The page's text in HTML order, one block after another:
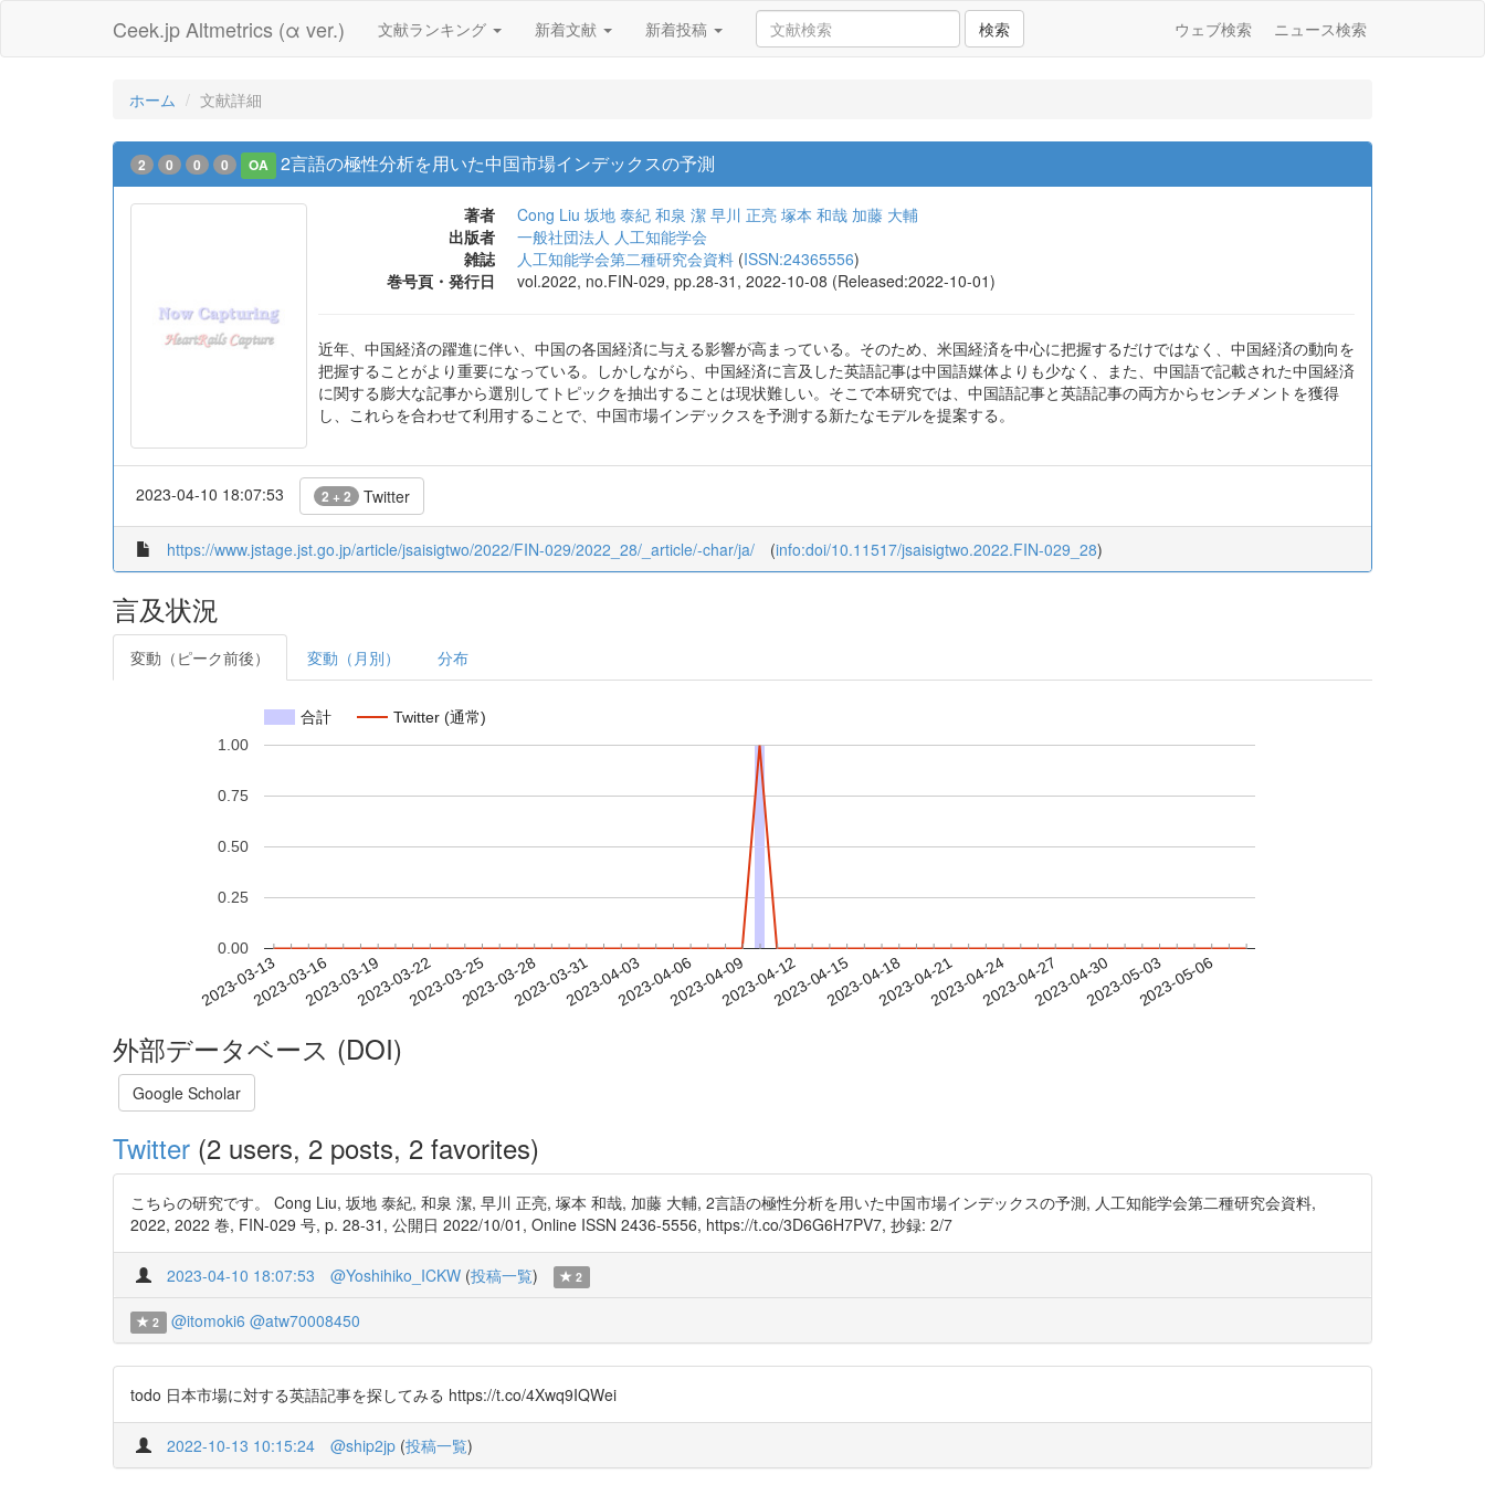
Ceek.jp Altmetrics (α ver.) 文献ランキング 新着文献 新着投稿 検索 ウェブ検索 ニュース検索
ホーム 文献詳細
2 0 0 0 OA 2言語の極性分析を用いた中国市場インデックスの予測
著者 Cong Liu 坂地 泰紀 和泉 潔 早川 正亮 塚本 和哉 加藤 大輔
出版者
一般社団法人 人工知能学会
雑誌
人工知能学会第二種研究会資料 (ISSN:24365556)
巻号頁・発行日
vol.2022, no.FIN-029, pp.28-31, 2022-10-08 (Released:2022-10-01)
近年、中国経済の躍進に伴い、中国の各国経済に与える影響が高まっている。そのため、米国経済を中心に把握するだけではなく、中国経済の動向を
把握することがより重要になっている。しかしながら、中国経済に言及した英語記事は中国語媒体よりも少なく、また、中国語で記載された中国経済
に関する膨大な記事から選別してトピックを抽出することは現状難しい。そこで本研究では、中国語記事と英語記事の両方からセンチメントを獲得
し、これらを合わせて利用することで、中国市場インデックスを予測する新たなモデルを提案する。
2023-04-10 18:07:53 2 + 2 Twitter
https://www.jstage.jst.go.jp/article/jsaisigtwo/2022/FIN-029/2022_28/_article/-char/ja/ (info:doi/10.11517/jsaisigtwo.2022.FIN-029_28)
言及状況
変動（ピーク前後） 変動（月別） 分布
合計 Twitter (通常)
2023-03-132023-03-162023-03-192023-03-222023-03-252023-03-282023-03-312023-04-032023-04-062023-04-092023-04-122023-04-152023-04-182023-04-212023-04-242023-04-272023-04-302023-05-032023-05-06
0.00
0.25
0.50
0.75
1.00
外部データベース (DOI)
Google Scholar
Twitter (2 users, 2 posts, 2 favorites)
こちらの研究です。 Cong Liu, 坂地 泰紀, 和泉 潔, 早川 正亮, 塚本 和哉, 加藤 大輔, 2言語の極性分析を用いた中国市場インデックスの予測, 人工知能学会第二種研究会資料,
2022, 2022 巻, FIN-029 号, p. 28-31, 公開日 2022/10/01, Online ISSN 2436-5556, https://t.co/3D6G6H7PV7, 抄録: 2/7
2023-04-10 18:07:53 @Yoshihiko_ICKW (投稿一覧) 2
2 @itomoki6 @atw70008450
todo 日本市場に対する英語記事を探してみる https://t.co/4Xwq9IQWei
2022-10-13 10:15:24 @ship2jp (投稿一覧)